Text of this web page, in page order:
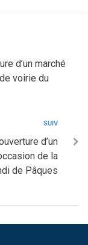
d’un marché
voirie du
SUIV
d’un
de la
de Pâques